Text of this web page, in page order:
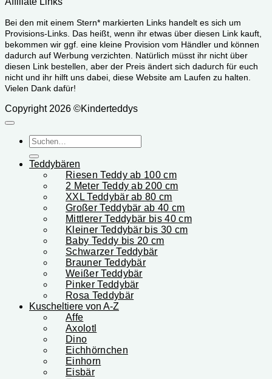
Bei den mit einem Stern* markierten Links handelt es sich um
Provisions-Links. Das heißt, wenn ihr etwas über diesen Link kauft,
bekommen wir ggf. eine kleine Provision vom Händler und können
dadurch auf Werbung verzichten. Natürlich müsst ihr nicht über
diesen Link bestellen, aber der Preis ändert sich dadurch für euch
nicht und ihr hilft uns dabei, diese Website am Laufen zu halten.
Vielen Dank dafür!
Copyright 2026 ©Kinderteddys
Suchen
nach:
Teddybären
Riesen Teddy ab 100 cm
2 Meter Teddy ab 200 cm
XXL Teddybär ab 80 cm
Großer Teddybär ab 40 cm
Mittlerer Teddybär bis 40 cm
Kleiner Teddybär bis 30 cm
Baby Teddy bis 20 cm
Schwarzer Teddybär
Brauner Teddybär
Weißer Teddybär
Pinker Teddybär
Rosa Teddybär
Kuscheltiere von A-Z
Affe
Axolotl
Dino
Eichhörnchen
Einhorn
Eisbär